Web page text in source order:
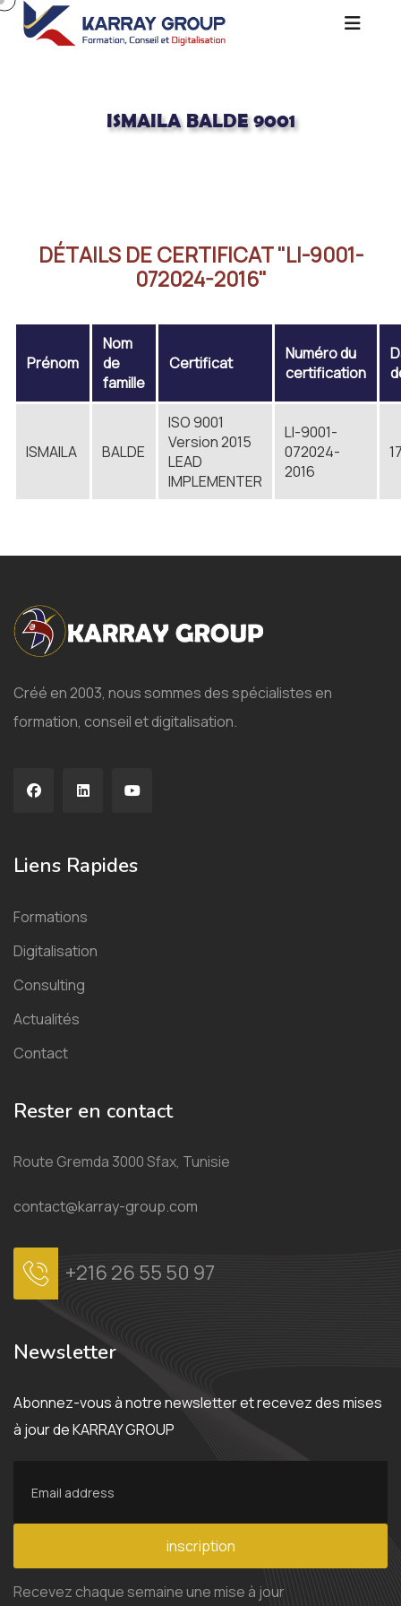
ISMAILA BALDE 9001
DÉTAILS DE CERTIFICAT "LI-9001-
072024-2016"
Prénom
Nom
de
famille
Certificat
Numéro du
certification
ISMAILA BALDE
ISO 9001
Version 2015
LEAD
IMPLEMENTER
LI-9001-
072024-
2016
Créé en 2003, nous sommes des spécialistes en
formation, conseil et digitalisation.
Liens Rapides
Formations
Digitalisation
Consulting
Actualités
Contact
Rester en contact
Route Gremda 3000 Sfax, Tunisie
contact@karray-group.com
+216 26 55 50 97
Newsletter
Abonnez-vous à notre newsletter et recevez des mises
à jour de KARRAY GROUP
inscription
Recevez chaque semaine une mise à jour